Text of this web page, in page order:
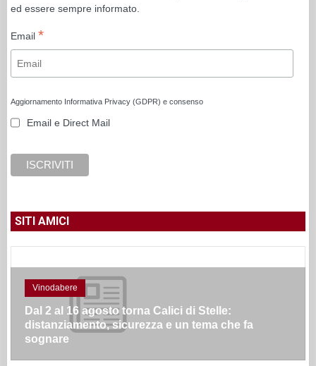
ed essere sempre informato.
Email *
Aggiornamento Informativa Privacy (GDPR) e consenso
Email e Direct Mail
SITI AMICI
Vinodabere
Dal 2 al 16 agosto torna Calici di Stelle:
distanziamento, sicurezza e un tema che fa
sognare